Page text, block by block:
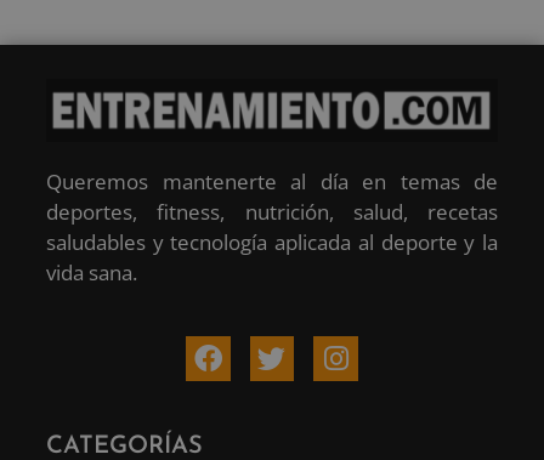
Queremos mantenerte al día en temas de
deportes, fitness, nutrición, salud, recetas
saludables y tecnología aplicada al deporte y la
vida sana.
CATEGORÍAS